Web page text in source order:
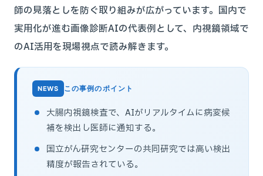
師の見落としを防ぐ取り組みが広がっています。国内で
実用化が進む画像診断AIの代表例として、内視鏡領域で
のAI活用を現場視点で読み解きます。
この事例のポイント
大腸内視鏡検査で、AIがリアルタイムに病変候
補を検出し医師に通知する。
国立がん研究センターの共同研究では高い検出
精度が報告されている。